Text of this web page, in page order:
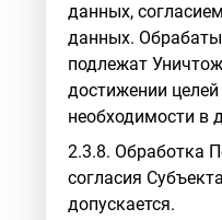
данных,
данных.
подлежат
достижении
необходимости в
2.3.8. Обработка
согласия
допускается.